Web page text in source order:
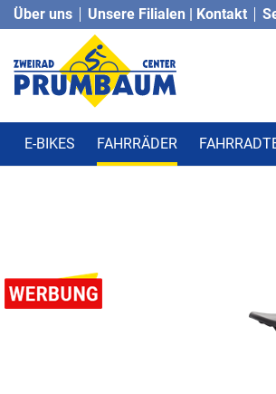
Über uns Unsere Filialen | Kontakt
E-BIKES FAHRRÄDER